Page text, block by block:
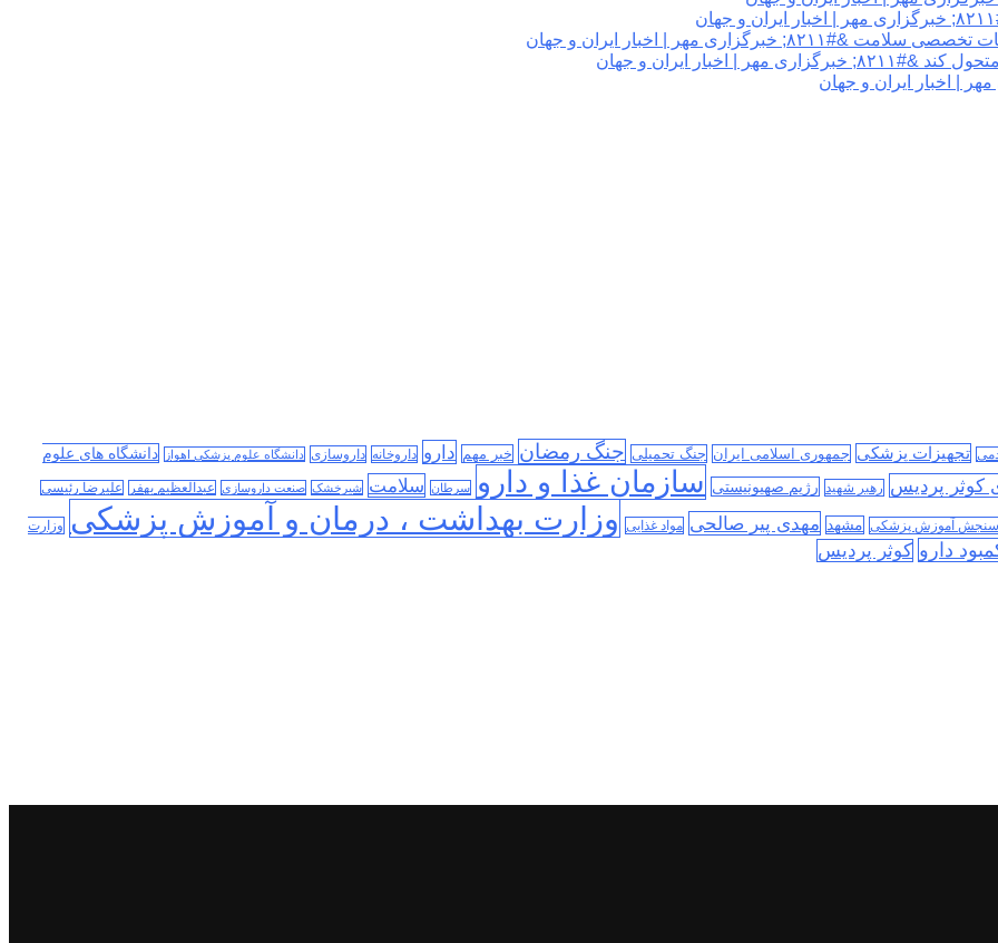
مهر | اخبار ایران و جهان
اخبار ایران و جهان
تجهیزات پزشکی جمهوری اسلامی ایران جنگ تحمیلی جنگ رمضان خبر مهم دارو داروخانه داروسازی دانشگاه علوم پزشکی اهواز
دانشگاه های علوم
کوثر پردیس رهبر شهید رژیم صهیونیستی سازمان غذا و دارو سرطان سلامت شیرخشک صنعت داروسازی عبدالعظیم بهفر علیرضا رئیسی
سنجش آموزش پزشکی مشهد مهدی پیر صالحی مواد غذایی وزارت بهداشت ، درمان و آموزش پزشکی وزارت
دارو کوثر پردیس